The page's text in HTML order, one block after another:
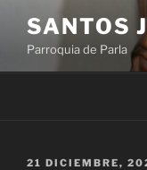
contenido
SANTOS
Parroquia de Parla
PUBLICADO
21 DICIEMBRE,